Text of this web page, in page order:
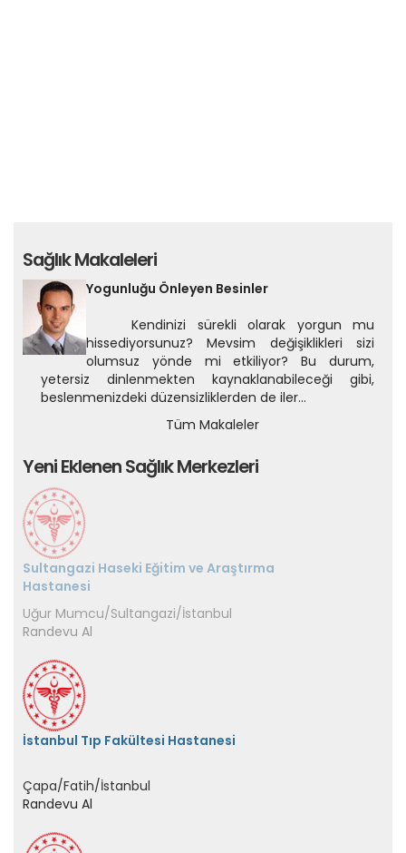
Sağlık Makaleleri
Yogunluğu Önleyen Besinler
Kendinizi sürekli olarak yorgun mu
hissediyorsunuz? Mevsim değişiklikleri sizi
olumsuz yönde mi etkiliyor? Bu durum,
yetersiz dinlenmekten kaynaklanabileceği gibi,
beslenmenizdeki düzensizliklerden de iler...
Tüm Makaleler
Yeni Eklenen Sağlık Merkezleri
Sultangazi Haseki Eğitim ve Araştırma
Hastanesi
İstanbul Tıp Fakültesi Hastanesi
Çapa/Fatih/İstanbul
Randevu Al